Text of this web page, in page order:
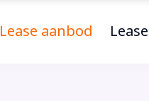
Lease aanbod